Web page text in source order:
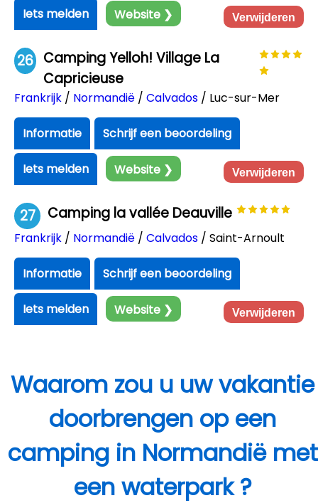
Iets melden Website ❯ Verwijderen
26 Camping Yelloh! Village La
Capricieuse
Frankrijk / Normandië / Calvados / Luc-sur-Mer
Informatie Schrijf een beoordeling
Iets melden Website ❯ Verwijderen
27 Camping la vallée Deauville
Frankrijk / Normandië / Calvados / Saint-Arnoult
Informatie Schrijf een beoordeling
Iets melden Website ❯ Verwijderen
Waarom zou u uw vakantie
doorbrengen op een
camping in Normandië met
een waterpark ?